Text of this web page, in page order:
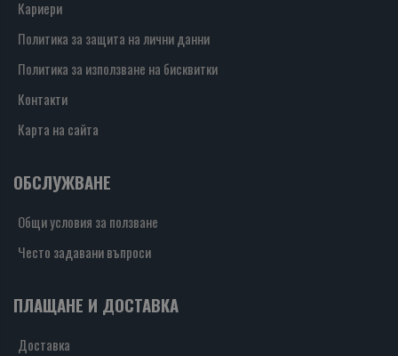
Кариери
Политика за защита на лични данни
Политика за използване на бисквитки
Контакти
Карта на сайта
ОБСЛУЖВАНЕ
Общи условия за ползване
Често задавани въпроси
ПЛАЩАНЕ И ДОСТАВКА
Доставка